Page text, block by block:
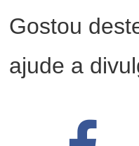
Gostou
ajude a